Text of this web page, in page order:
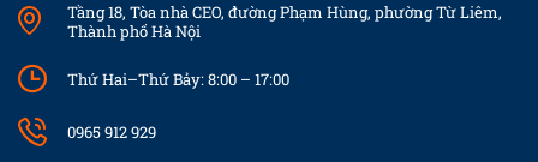
Tầng 18, Tòa nhà CEO, đường Phạm Hùng, phường Từ Liêm,
Thành phố Hà Nội
Thứ Hai–Thứ Bảy: 8:00 – 17:00
0965 912 929